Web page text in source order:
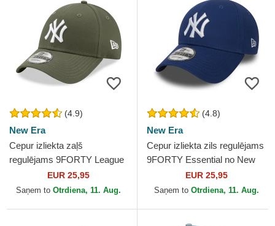
(4.9)
New Era
Cepur izliekta zaļš
regulējams 9FORTY League
Essential no New York
Yankees MLB no New Era
EUR 25,95
Saņem to Otrdiena, 11. Aug.
(4.8)
New Era
Cepur izliekta zils regulējams
9FORTY Essential no New
York Yankees MLB no New
Era
EUR 25,95
Saņem to Otrdiena, 11. Aug.